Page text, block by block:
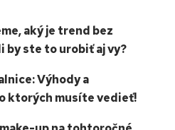
aký je trend bez
by ste to urobiť aj vy?
Výhody a
ktorých musíte vedieť!